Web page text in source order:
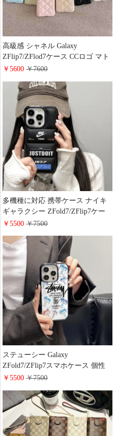
高級感 シャネル Galaxy
ZFlip7/ZFlod7ケース CCロゴ マト
ラッセ レザー chanel ZFlip 6/5 ケ
iphone17/17pro携帯ケース おすす
￥5600￥7600
多機種に対応 携帯ケース ナイキ
ギャラクシー ZFold7/ZFlip7ケー
ス ダウンジャケット風 PUレザー
衝撃 大人可愛い nike
iphone17/17promaxスマホケース
ブランド 人気
￥5500￥7500
ステューシー Galaxy
ZFold7/ZFlip7スマホケース 個性
シグネチャー Stussy オリジナル
ース レンズ保護 おしゃれ 欧米 潮
流 プリントiphone17/17promaxケ
ース 男性 かっこいい
￥5500￥7500